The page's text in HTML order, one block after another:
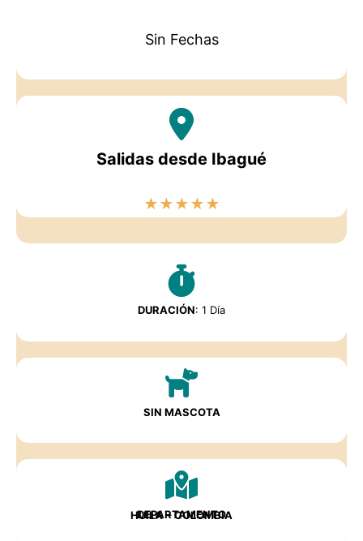
Sin Fechas
Salidas desde Ibagué
★★★★★
DURACIÓN: 1 Día
SIN MASCOTA
DEPARTAMENTO
HUILA – COLOMBIA